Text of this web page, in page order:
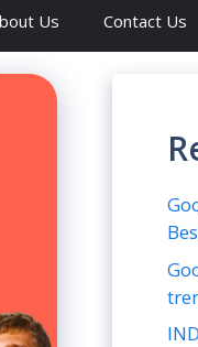
Us Contact Us